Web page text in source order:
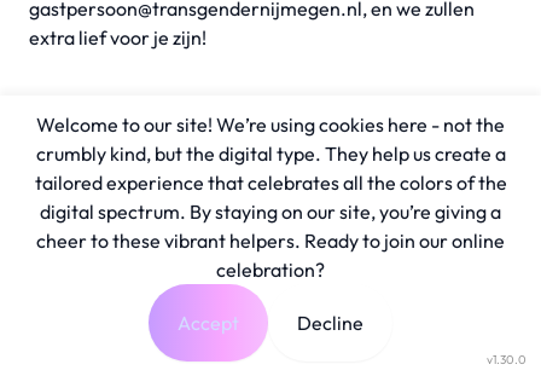
gastpersoon@transgendernijmegen.nl, en we zullen
extra lief voor je zijn!
v1.30.0
Welcome to our site! We’re using cookies here - not the
crumbly kind, but the digital type. They help us create a
tailored experience that celebrates all the colors of the
digital spectrum. By staying on our site, you’re giving a
cheer to these vibrant helpers. Ready to join our online
celebration?
Accept Decline